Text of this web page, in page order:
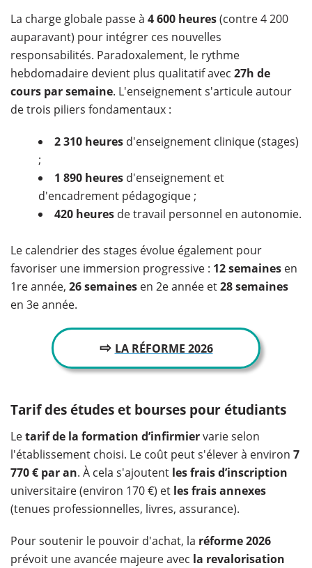
La charge globale passe à 4 600 heures(contre 4 200
auparavant) pour intégrer ces nouvelles
responsabilités. Paradoxalement, le rythme
hebdomadaire devient plus qualitatif avec 27h de
cours par semaine. L'enseignement s'articule autour
de trois piliers fondamentaux :
2 310 heures d'enseignement clinique (stages)
;
1 890 heures d'enseignement et
d'encadrement pédagogique ;
420 heures de travail personnel en autonomie.
Le calendrier des stages évolue également pour
favoriser une immersion progressive : 12 semaines en
1re année, 26 semaines en 2e année et28 semaines
en 3e année.
⇨ LA RÉFORME 2026
Tarif des études et bourses pour étudiants
Letarif de la formation d’infirmiervarie selon
l'établissement choisi. Le coût peut s'élever à environ 7
770 € par an. À cela s'ajoutent les frais d’inscription
universitaire (environ 170 €) et les frais annexes
(tenues professionnelles, livres, assurance).
Pour soutenir le pouvoir d'achat, la réforme 2026
prévoit une avancée majeure avec la revalorisation